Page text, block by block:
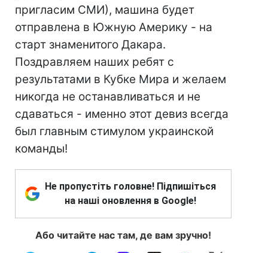
пригласим СМИ), машина будет
отправлена в Южную Америку - на
старт знаменитого Дакара.
Поздравляем наших ребят с
результатами в Кубке Мира и желаем
никогда не останавливаться и не
сдаваться - именно этот девиз всегда
был главным стимулом украинской
команды!
Не пропустіть головне! Підпишіться
на наші оновлення в Google!
Або читайте нас там, де вам зручно!